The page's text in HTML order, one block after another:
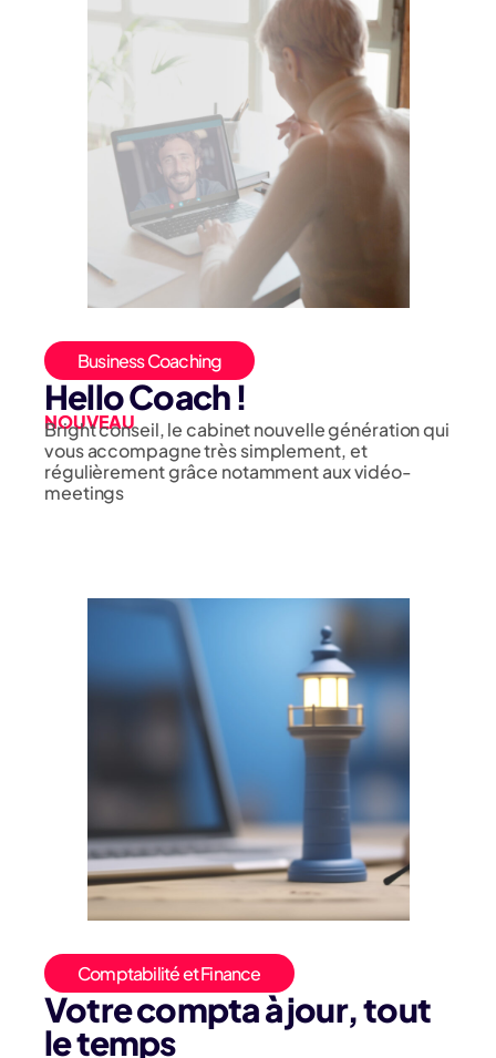
Business Coaching
Hello Coach !
NOUVEAU
Bright conseil, le cabinet nouvelle génération qui
vous accompagne très simplement, et
régulièrement grâce notamment aux vidéo-
meetings
Comptabilité et Finance
Votre compta à jour, tout
le temps